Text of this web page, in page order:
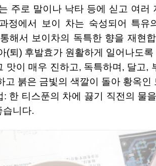
주로 말이나 낙타 등에 싣고 여러
정에서 보이 차는 숙성되어 특유
해서 보이차의 독특한 향을 재현
(퇴) 후발효가 원활하게 일어나도
맛이 매우 진하고, 독특하며, 달고,
고 붉은 금빛의 색깔이 돌아 황옥인
한 티스푼의 차에 끓기 직전의 물
습니다.